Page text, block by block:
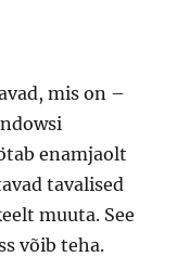
mis on –
enamjaolt
tavalised
muuta. See
võib teha.